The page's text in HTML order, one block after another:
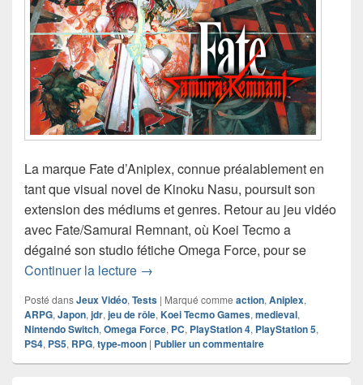
La marque Fate d’Aniplex, connue préalablement en
tant que visual novel de Kinoku Nasu, poursuit son
extension des médiums et genres. Retour au jeu vidéo
avec Fate/Samurai Remnant, où Koei Tecmo a
dégainé son studio fétiche Omega Force, pour se
Continuer la lecture Chronique jeu vidéo Fate/Samurai
→
Posté dansJeux Vidéo, Tests | Marqué comme action, Aniplex,
ARPG, Japon, jdr, jeu de rôle, Koei Tecmo Games, medieval,
Nintendo Switch, Omega Force, PC, PlayStation 4, PlayStation 5,
PS4, PS5, RPG, type-moon | Publier un commentaire